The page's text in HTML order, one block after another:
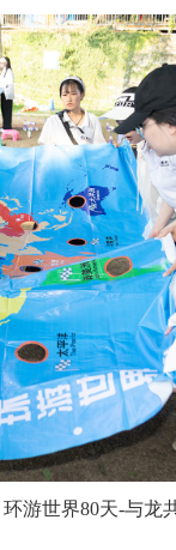
游世界80天-与龙